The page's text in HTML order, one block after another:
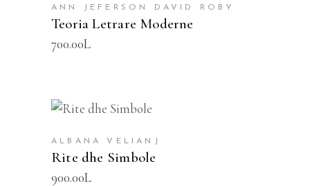
ANN JEFERSON DAVID ROBY
Teoria Letrare Moderne
700.00L
ALBANA VELIANJ
Rite dhe Simbole
900.00L